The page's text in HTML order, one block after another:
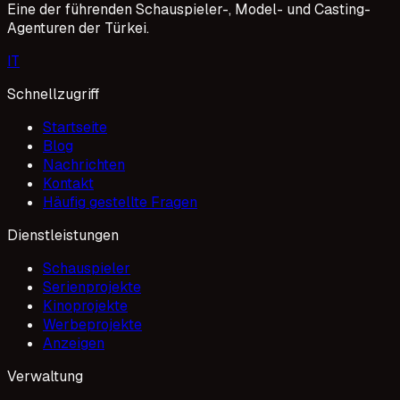
Eine der führenden Schauspieler-, Model- und Casting-
Agenturen der Türkei.
IT
Schnellzugriff
Startseite
Blog
Nachrichten
Kontakt
Häufig gestellte Fragen
Dienstleistungen
Schauspieler
Serienprojekte
Kinoprojekte
Werbeprojekte
Anzeigen
Verwaltung